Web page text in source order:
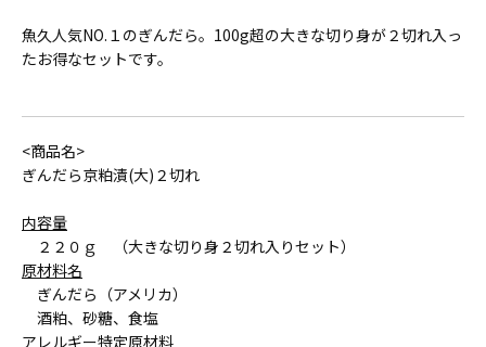
魚久人気NO.１のぎんだら。100g超の大きな切り身が２切れ入っ
たお得なセットです。
<商品名>
ぎんだら京粕漬(大)２切れ
内容量
２２０ｇ （大きな切り身２切れ入りセット）
原材料名
ぎんだら（アメリカ）
酒粕、砂糖、食塩
アレルギー特定原材料